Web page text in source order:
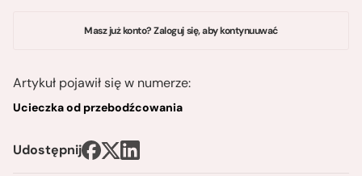
Masz już konto? Zaloguj się, aby kontynuuwać
Artykuł pojawił się w numerze:
Ucieczka od przebodźcowania
Udostępnij